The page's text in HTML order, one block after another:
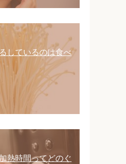
しているのは食べ
熱時間ってどのぐ